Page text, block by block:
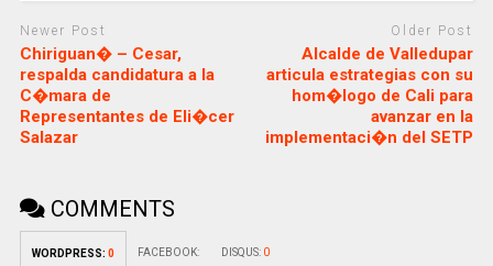
Newer Post
Chiriguan� – Cesar,
respalda candidatura a la
C�mara de
Representantes de Eli�cer
Salazar
Older Post
Alcalde de Valledupar
articula estrategias con su
hom�logo de Cali para
avanzar en la
implementaci�n del SETP
COMMENTS
WORDPRESS: 0 FACEBOOK: DISQUS: 0